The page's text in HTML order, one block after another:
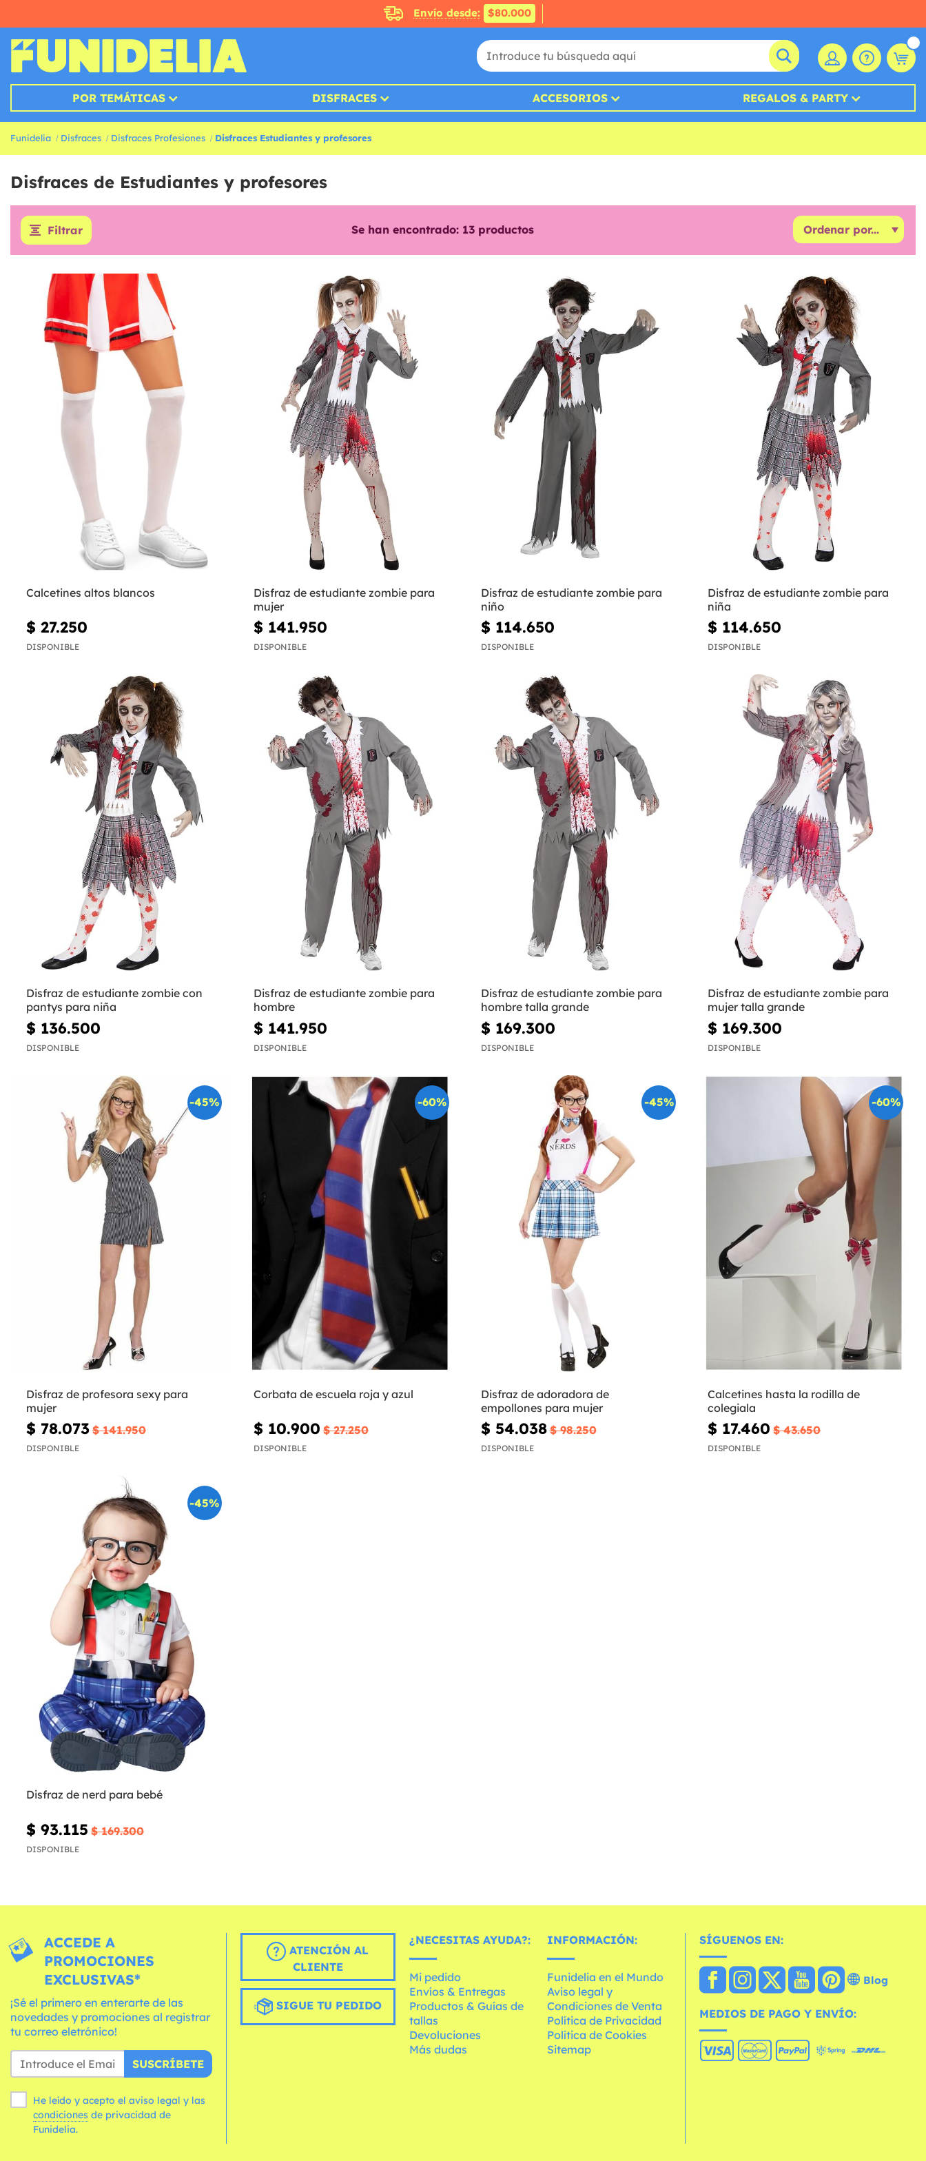
Envío desde: $80.000
POR TEMÁTICAS DISFRACES ACCESORIOS REGALOS & PARTY
Funidelia Disfraces Disfraces Profesiones Disfraces Estudiantes y profesores
Disfraces de Estudiantes y profesores
Filtrar Se han encontrado: 13productos
Calcetines altos blancos
$ 27.250
DISPONIBLE
Disfraz de estudiante zombie para
mujer
$ 141.950
DISPONIBLE
Disfraz de estudiante zombie para
niño
$ 114.650
DISPONIBLE
Disfraz de estudiante zombie para
niña
$ 114.650
DISPONIBLE
Disfraz de estudiante zombie con
pantys para niña
$ 136.500
DISPONIBLE
Disfraz de estudiante zombie para
hombre
$ 141.950
DISPONIBLE
Disfraz de estudiante zombie para
hombre talla grande
$ 169.300
DISPONIBLE
Disfraz de estudiante zombie para
mujer talla grande
$ 169.300
DISPONIBLE
-45%
Disfraz de profesora sexy para
mujer
$ 78.073 $ 141.950
DISPONIBLE
-60%
Corbata de escuela roja y azul
$ 10.900 $ 27.250
DISPONIBLE
-45%
Disfraz de adoradora de
empollones para mujer
$ 54.038 $ 98.250
DISPONIBLE
-60%
Calcetines hasta la rodilla de
colegiala
$ 17.460 $ 43.650
DISPONIBLE
-45%
Disfraz de nerd para bebé
$ 93.115 $ 169.300
DISPONIBLE
ACCEDE A
PROMOCIONES
EXCLUSIVAS*
¡Sé el primero en enterarte de las
novedades y promociones al registrar
tu correo eletrónico!
SUSCRÍBETE
He leído y acepto el aviso legal y las
condiciones
Funidelia.
ATENCIÓN AL
CLIENTE
SIGUE TU PEDIDO
¿NECESITAS AYUDA?:
Mi pedido
Envíos & Entregas
Productos & Guías de
tallas
Devoluciones
Más dudas
INFORMACIÓN:
Funidelia en el Mundo
Aviso legal y
Condiciones de Venta
Política de Privacidad
Política de Cookies
Sitemap
SÍGUENOS EN:
Blog
MEDIOS DE PAGO Y ENVÍO: